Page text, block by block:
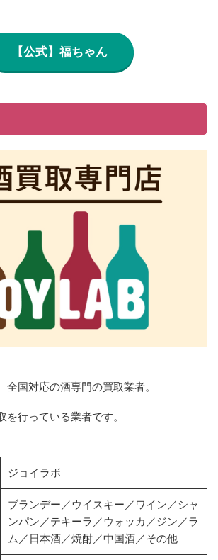
【公式】福ちゃん
全国対応の酒専門の買取業者。
を行っている業者です。
ジョイラボ
ブランデー／ウイスキー／ワイン／シャ
ンパン／テキーラ／ウォッカ／ジン／ラ
ム／日本酒／焼酎／中国酒／その他